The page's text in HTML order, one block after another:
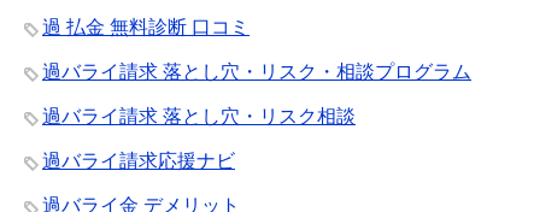
過 払金 無料診断 口コミ
過バライ請求 落とし穴・リスク・相談プログラム
過バライ請求 落とし穴・リスク相談
過バライ請求応援ナビ
過バライ金 デメリット